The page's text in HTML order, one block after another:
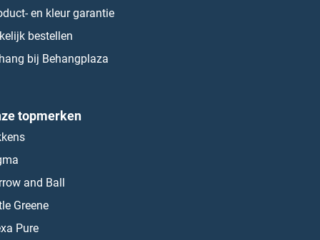
en kleur garantie
bestellen
bij Behangplaza
topmerken
and Ball
Greene
Pure